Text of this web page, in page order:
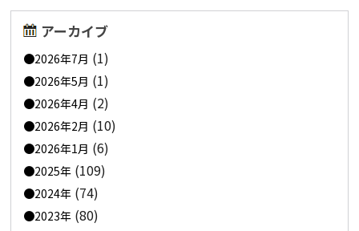
アーカイブ
2026年7月 (1)
2026年5月 (1)
2026年4月 (2)
2026年2月 (10)
2026年1月 (6)
2025年 (109)
2024年 (74)
2023年 (80)